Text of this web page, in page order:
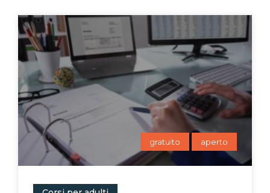
gratuito aperto